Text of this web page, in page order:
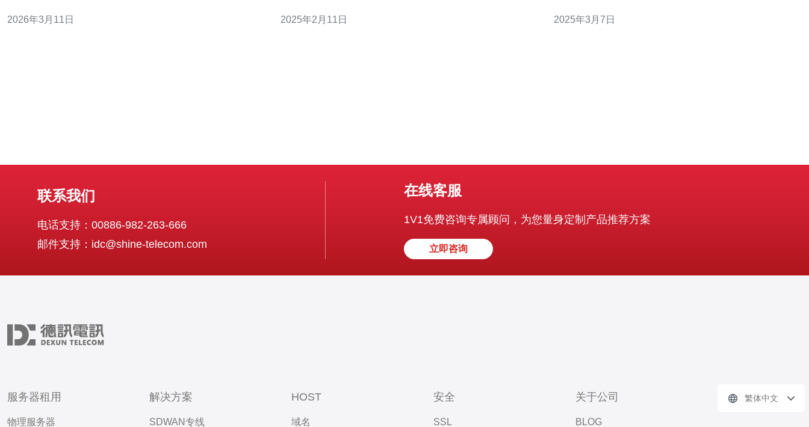
2. 先定义业务需求并列出测试点 步骤：列出主要用户群
2026年3月11日
先，你需要选择一台合适的VPS来架设完美国际。确保
2025年2月11日
用性。 1. 高性能：甲骨文美国VPS采用先进的硬件设备和
2025年3月7日
联系我们
电话支持：00886-982-263-666
邮件支持：idc@shine-telecom.com
在线客服
1V1免费咨询专属顾问，为您量身定制产品推荐方案
立即咨询
服务器租用
物理服务器
解决方案
SDWAN专线
HOST
域名
安全
SSL
关于公司
BLOG
繁体中文